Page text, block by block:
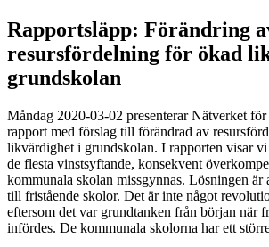
Rapportsläpp: Förändring
resursfördelning för ökad
grundskolan
Måndag 2020-03-02 presenterar Nätverket
rapport med förslag till förändrad av
likvärdighet i grundskolan. I rapporten visar
de flesta vinstsyftande, konsekvent
kommunala skolan missgynnas. Lösningen är
till fristående skolor. Det är inte något
eftersom det var grundtanken från början när
infördes. De kommunala skolorna har ett